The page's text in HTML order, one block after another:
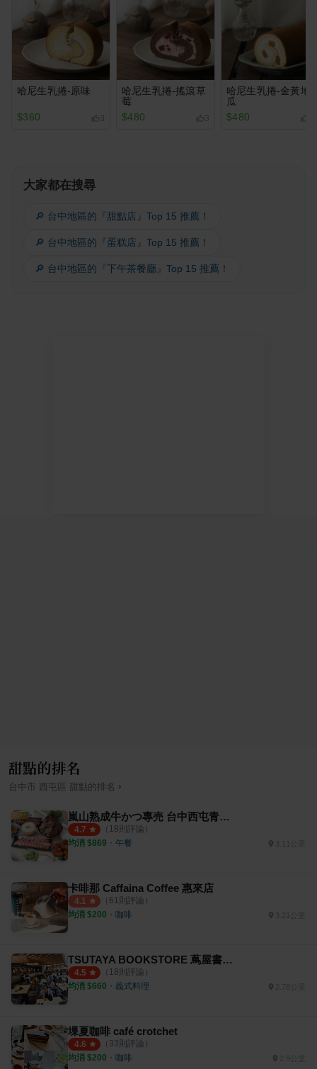
哈尼生乳捲-原味
$360 3
哈尼生乳捲-搖滾草
莓
$480
3
哈尼生乳捲-金黃地
瓜
$480
大家都在搜尋
🔎 台中地區的『甜點店』Top 15 推薦！
🔎 台中地區的『蛋糕店』Top 15 推薦！
🔎 台中地區的『下午茶餐廳』Top 15 推薦！
甜點的排名
台中市 西屯區 甜點的排名 ›
嵐山熟成牛かつ專売 台中西屯青海店
4.7 （ 18則評論）
均消 $869 ・ 午餐
卡啡那 Caffaina Coffee 惠來店
4.1 （ 61則評論）
均消 $200 ・ 咖啡
TSUTAYA BOOKSTORE 蔦屋書店 臺中市政店
4.5 （ 18則評論）
均消 $660 ・ 義式料理
堁夏咖啡 café crotchet
4.6 （ 33則評論）
均消 $200 ・ 咖啡